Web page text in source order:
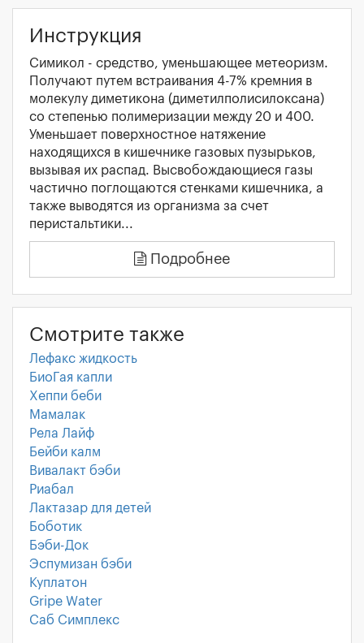
Инструкция
Симикол - средство, уменьшающее метеоризм.
Получают путем встраивания 4-7% кремния в
молекулу диметикона (диметилполисилоксана)
со степенью полимеризации между 20 и 400.
Уменьшает поверхностное натяжение
находящихся в кишечнике газовых пузырьков,
вызывая их распад. Высвобождающиеся газы
частично поглощаются стенками кишечника, а
также выводятся из организма за счет
перистальтики...
Подробнее
Смотрите также
Лефакс жидкость
БиоГая капли
Хеппи беби
Мамалак
Рела Лайф
Бейби калм
Вивалакт бэби
Риабал
Лактазар для детей
Боботик
Бэби-Док
Эспумизан бэби
Куплатон
Gripe Water
Саб Симплекс